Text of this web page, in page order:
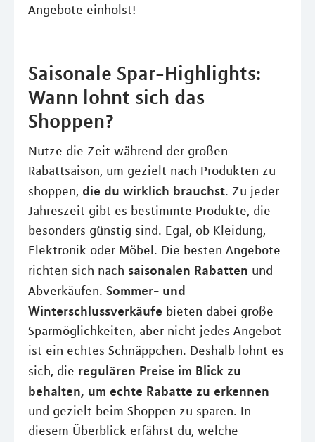
Angebote einholst!
Saisonale Spar-Highlights:
Wann lohnt sich das
Shoppen?
Nutze die Zeit während der großen
Rabattsaison, um gezielt nach Produkten zu
shoppen, die du wirklich brauchst. Zu jeder
Jahreszeit gibt es bestimmte Produkte, die
besonders günstig sind. Egal, ob Kleidung,
Elektronik oder Möbel. Die besten Angebote
richten sich nach saisonalen Rabatten und
Abverkäufen. Sommer- und
Winterschlussverkäufe bieten dabei große
Sparmöglichkeiten, aber nicht jedes Angebot
ist ein echtes Schnäppchen. Deshalb lohnt es
sich, die regulären Preise im Blick zu
behalten, um echte Rabatte zu erkennen
und gezielt beim Shoppen zu sparen. In
diesem Überblick erfährst du, welche